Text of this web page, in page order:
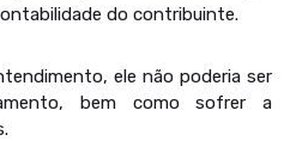
do contribuinte.
ele não poderia ser
bem como sofrer a